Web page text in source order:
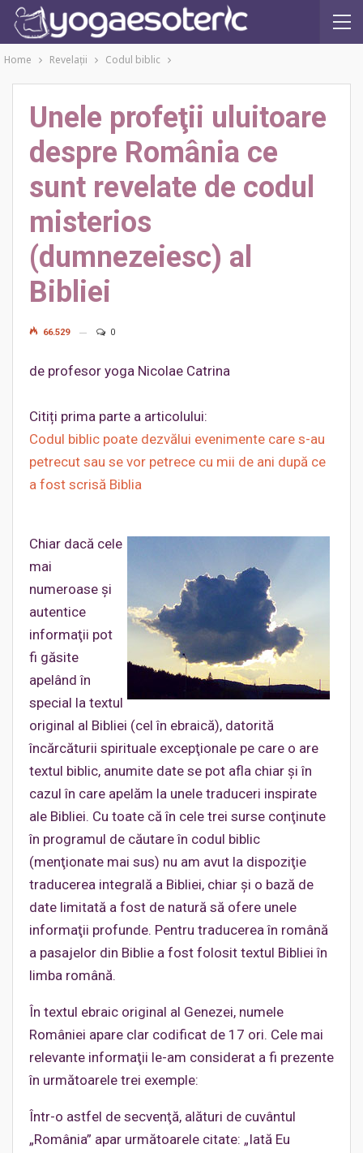
Home Revelaţii Codul biblic
Unele profeţii uluitoare
despre România ce
sunt revelate de codul
misterios
(dumnezeiesc) al
Bibliei
66.529 0
de profesor yoga Nicolae Catrina
Citiți prima parte a articolului:
Codul biblic poate dezvălui evenimente care s-au
petrecut sau se vor petrece cu mii de ani după ce
a fost scrisă Biblia
Chiar dacă cele
mai
numeroase şi
autentice
informaţii pot
fi găsite
apelând în
special la textul
original al Bibliei (cel în ebraică), datorită
încărcăturii spirituale excepţionale pe care o are
textul biblic, anumite date se pot afla chiar şi în
cazul în care apelăm la unele traduceri inspirate
ale Bibliei. Cu toate că în cele trei surse conţinute
în programul de căutare în codul biblic
(menţionate mai sus) nu am avut la dispoziţie
traducerea integrală a Bibliei, chiar şi o bază de
date limitată a fost de natură să ofere unele
informaţii profunde. Pentru traducerea în română
a pasajelor din Biblie a fost folosit textul Bibliei în
limba română.
În textul ebraic original al Genezei, numele
României apare clar codificat de 17 ori. Cele mai
relevante informaţii le-am considerat a fi prezente
în următoarele trei exemple:
Într-o astfel de secvenţă, alături de cuvântul
„România” apar următoarele citate: „Iată Eu